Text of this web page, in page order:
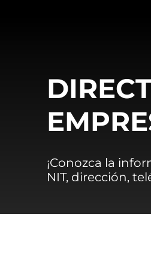
¡Conozca la
NIT, dirección,